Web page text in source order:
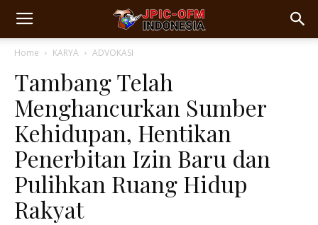
Home KARYA ADVOKASI
Tambang Telah
Menghancurkan Sumber
Kehidupan, Hentikan
Penerbitan Izin Baru dan
Pulihkan Ruang Hidup
Rakyat